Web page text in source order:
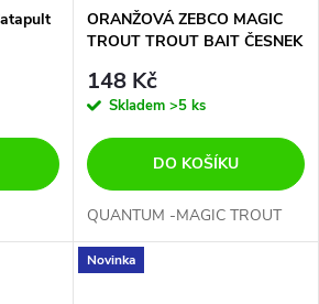
ORANŽOVÁ ZEBCO MAGIC
TROUT TROUT BAIT ČESNEK
148 Kč
Skladem >5 ks
DO KOŠÍKU
QUANTUM -MAGIC TROUT
Novinka